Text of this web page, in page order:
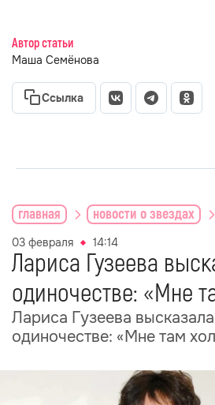
Автор статьи
Маша Семёнова
Ссылка
главная новости о звездах
03 февраля 14:14
Лариса Гузеева
одиночестве: «Мне
Лариса Гузеева
одиночестве: «Мне там